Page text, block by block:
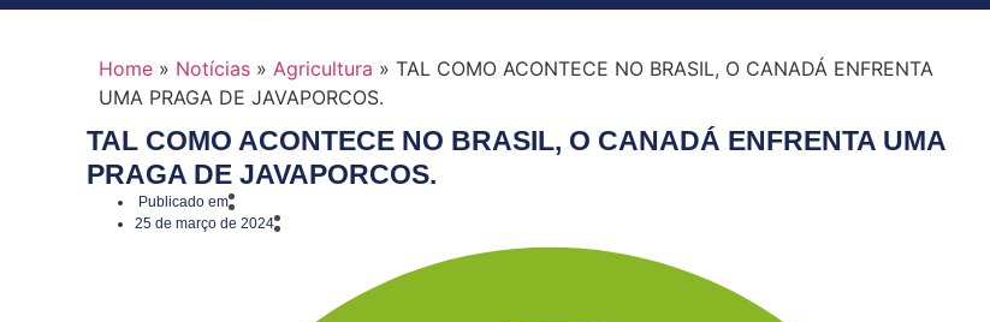
Home » Notícias » Agricultura » TAL COMO ACONTECE NO BRASIL, O CANADÁ ENFRENTA
UMA PRAGA DE JAVAPORCOS.
TAL COMO ACONTECE NO BRASIL, O CANADÁ ENFRENTA UMA
PRAGA DE JAVAPORCOS.
Publicado em
25 de março de 2024